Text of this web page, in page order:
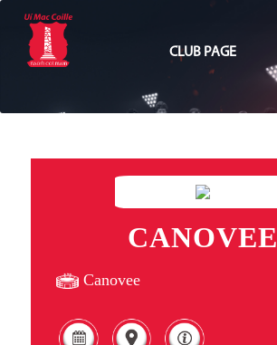
CLUB PAGE
CANOVEE
Canovee